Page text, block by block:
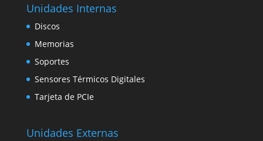
Unidades Internas
Discos
Memorias
Soportes
Sensores Térmicos Digitales
Tarjeta de PCIe
Unidades Externas